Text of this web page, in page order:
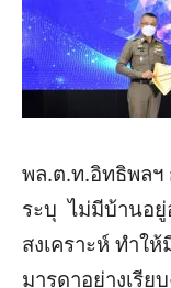
พล.ต.ท.อิทธิพลฯ
ระบุ ไม่มีบ้านอยู่
สงเคราะห์ ทำใ
มารดาอย่างเรีย